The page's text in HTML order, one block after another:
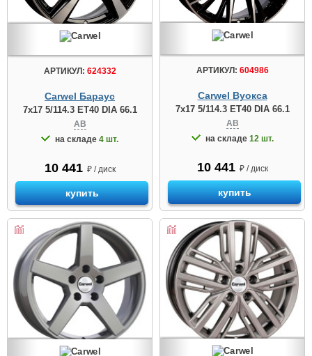
АРТИКУЛ: 624332
Carwel Бараус
7x17 5/114.3 ET40 DIA 66.1
AB
на складе 4 шт.
10 441 ₽ / диск
купить
АРТИКУЛ: 604986
Carwel Вуокса
7x17 5/114.3 ET40 DIA 66.1
AB
на складе 12 шт.
10 441 ₽ / диск
купить